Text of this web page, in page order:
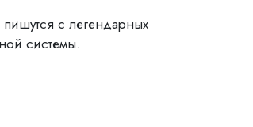
пишутся с легендарных
системы.